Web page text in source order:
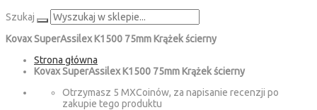
Szukaj
Kovax SuperAssilex K1500 75mm Krążek ścierny
Strona główna
Kovax SuperAssilex K1500 75mm Krążek ścierny
Otrzymasz 5 MXCoinów, za napisanie recenzji po
zakupie tego produktu